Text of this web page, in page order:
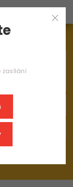
zasílání